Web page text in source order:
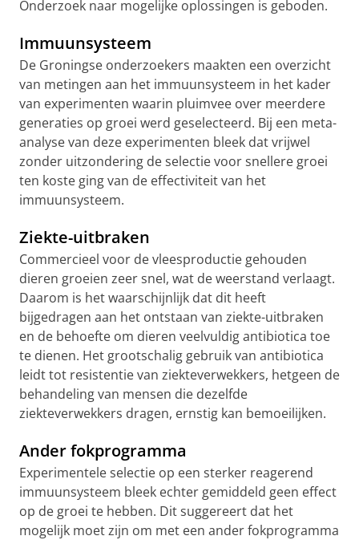
Onderzoek naar mogelijke oplossingen is geboden.
Immuunsysteem
De Groningse onderzoekers maakten een overzicht
van metingen aan het immuunsysteem in het kader
van experimenten waarin pluimvee over meerdere
generaties op groei werd geselecteerd. Bij een meta-
analyse van deze experimenten bleek dat vrijwel
zonder uitzondering de selectie voor snellere groei
ten koste ging van de effectiviteit van het
immuunsysteem.
Ziekte-uitbraken
Commercieel voor de vleesproductie gehouden
dieren groeien zeer snel, wat de weerstand verlaagt.
Daarom is het waarschijnlijk dat dit heeft
bijgedragen aan het ontstaan van ziekte-uitbraken
en de behoefte om dieren veelvuldig antibiotica toe
te dienen. Het grootschalig gebruik van antibiotica
leidt tot resistentie van ziekteverwekkers, hetgeen de
behandeling van mensen die dezelfde
ziekteverwekkers dragen, ernstig kan bemoeilijken.
Ander fokprogramma
Experimentele selectie op een sterker reagerend
immuunsysteem bleek echter gemiddeld geen effect
op de groei te hebben. Dit suggereert dat het
mogelijk moet zijn om met een ander fokprogramma